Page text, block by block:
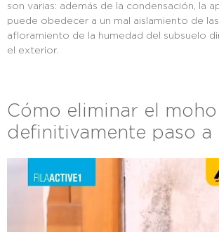
son varias: además de la condensación, la
puede obedecer a un mal aislamiento de
afloramiento de la humedad del subsuelo
el exterior.
Cómo eliminar el moho
definitivamente paso a